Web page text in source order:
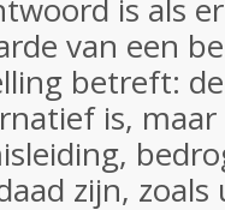
is als
van een
betreft:
is, maar
zijn,